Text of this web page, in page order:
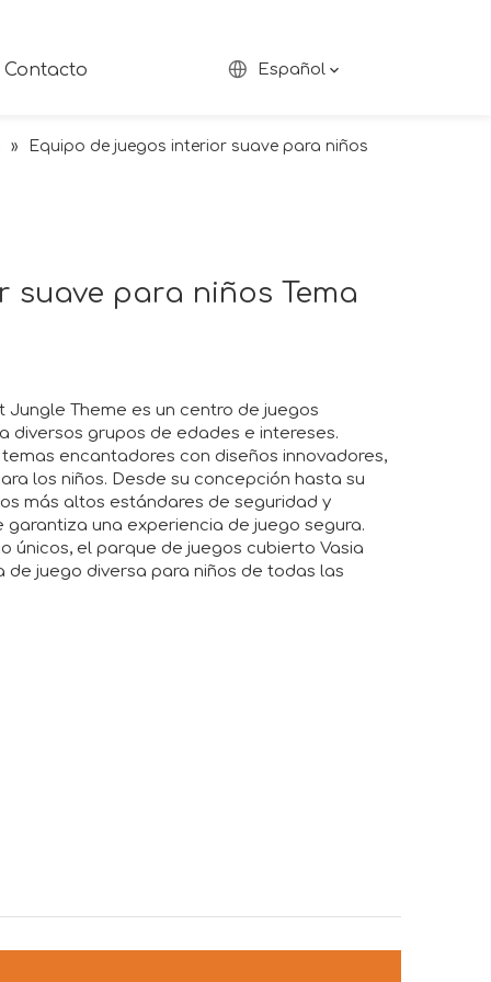
Contacto Español
»
Equipo de juegos interior suave para niños
para niños Tema
Jungle Theme es un centro de juegos
diversos grupos de edades e intereses.
encantadores con diseños innovadores,
los niños. Desde su concepción hasta su
más altos estándares de seguridad y
garantiza una experiencia de juego segura.
únicos, el parque de juegos cubierto Vasia
de juego diversa para niños de todas las